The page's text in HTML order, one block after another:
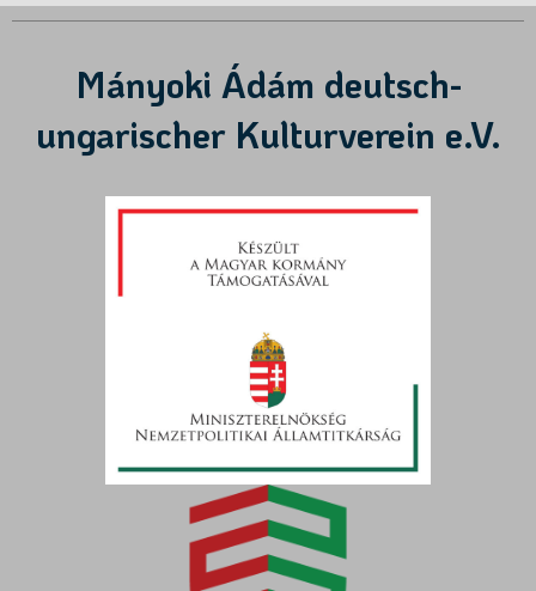
Mányoki Ádám deutsch-
ungarischer Kulturverein e.V.